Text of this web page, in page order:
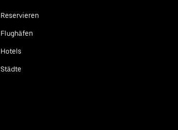
Reservieren
Flughäfen
Hotels
Städte